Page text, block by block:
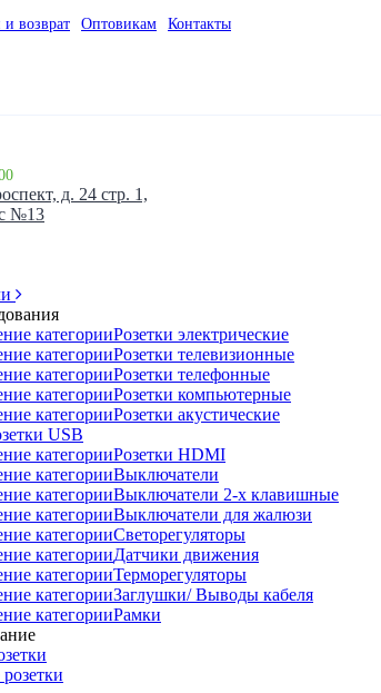
возврат Оптовикам Контакты
д. 24 стр. 1,
№13
Розетки электрические
Розетки телевизионные
Розетки телефонные
Розетки компьютерные
Розетки акустические
USB
Розетки HDMI
Выключатели
Выключатели 2-х клавишные
Выключатели для жалюзи
Светорегуляторы
Датчики движения
Терморегуляторы
Заглушки/ Выводы кабеля
Рамки